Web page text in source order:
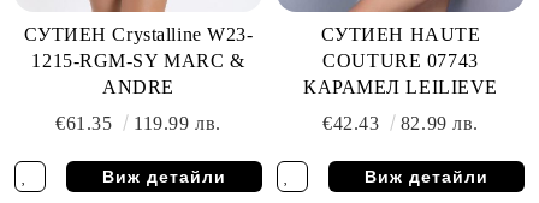
СУТИЕН Crystalline W23-
1215-RGM-SY MARC &
ANDRE
€61.35
119.99 лв.
Виж детайли
СУТИЕН HAUTE
COUTURE 07743
КАРАМЕЛ LEILIEVE
€42.43
82.99 лв.
Виж детайли